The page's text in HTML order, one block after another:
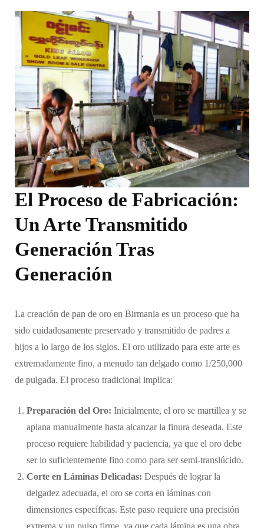
El Proceso de Fabricación:
Un Arte Transmitido
Generación Tras
Generación
La creación de pan de oro en Birmania es un proceso que ha
sido cuidadosamente preservado y transmitido de padres a
hijos a lo largo de los siglos. El oro utilizado para este arte es
extremadamente fino, a menudo tan delgado como 1/250,000
de pulgada. El proceso tradicional implica:
Preparación del Oro: Inicialmente, el oro se martillea y se
aplana manualmente hasta alcanzar la finura deseada. Este
proceso requiere habilidad y paciencia, ya que el oro debe
ser lo suficientemente fino como para ser semi-translúcido.
Corte en Láminas Delicadas: Después de lograr la
delgadez adecuada, el oro se corta en láminas con
dimensiones específicas. Este paso requiere una precisión